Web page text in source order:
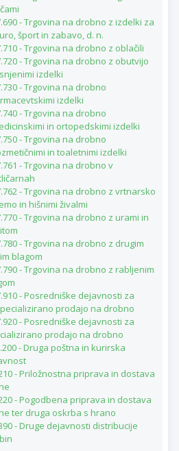
- Trgovina na drobno z izdelki za
šport in zabavo, d. n.
- Trgovina na drobno z oblačili
- Trgovina na drobno z obutvijo
izdelki
- Trgovina na drobno
izdelki
- Trgovina na drobno
in ortopedskimi izdelki
- Trgovina na drobno
in toaletnimi izdelki
- Trgovina na drobno v
- Trgovina na drobno z vrtnarsko
in hišnimi živalmi
- Trgovina na drobno z urami in
- Trgovina na drobno z drugim
blagom
- Trgovina na drobno z rabljenim
- Posredniške dejavnosti za
prodajo na drobno
- Posredniške dejavnosti za
prodajo na drobno
- Druga poštna in kurirska
- Priložnostna priprava in dostava
- Pogodbena priprava in dostava
ter druga oskrba s hrano
- Druge dejavnosti distribucije